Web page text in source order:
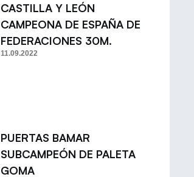
CASTILLA Y LEÓN
CAMPEONA DE ESPAÑA DE
FEDERACIONES 30M.
11.09.2022
PUERTAS BAMAR
SUBCAMPEÓN DE PALETA
GOMA